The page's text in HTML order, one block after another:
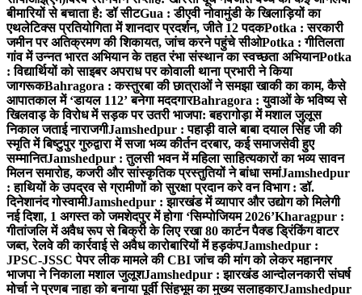
बीमारियों से बचाता है: डॉ सीटGua : डीएवी नोवामुंडी के खिलाड़ियों का
एथलेटिक्स प्रतियोगिता में शानदार प्रदर्शन, जीते 12 पदकPotka : सरकारी
जमीन पर अतिक्रमण की शिकायत, जांच करने पहुंचे सीओPotka : गीतिलता
गांव में उन्नत भारत अभियान के तहत रंभा संस्थान का स्वच्छता अभियानPotka
: विद्यार्थियों को साइबर अपराध पर कोवाली थाना प्रभारी ने किया
जागरूकBahragora : कस्तुरबा की छात्राओं ने समझा खाकी का काम, कैसे
आपातकाल में ‘डायल 112’ बनेगा मददगारBahragora : युवाओं के भविष्य से
खिलवाड़ के विरोध में सड़क पर उतरी भाजपा: बहरागोड़ा में मशाल जुलूस
निकाल जताई नाराजगीJamshedpur : पहाड़ी वाले बाबा दयाल सिंह जी की
स्मृति में बिष्टुपुर गुरुद्वारा में सजा भव्य कीर्तन दरबार, कई समाजसेवी हुए
सम्मानितJamshedpur : तुलसी भवन में महिला साहित्यकारों का भव्य सावन
मिलन समारोह, कजरी और सांस्कृतिक प्रस्तुतियों ने बांधा समांJamshedpur
: हाथियों के उपद्रव से ग्रामीणों को सुरक्षा प्रदान करे वन विभाग : डॉ.
दिनेशानंद गोस्वामीJamshedpur : झारखंड में व्यापार और उद्योग को मिलेगी
नई दिशा, 1 अगस्त को जमशेदपुर में होगा ‘सिम्पोजियम 2026’Kharagpur :
गीतांजलि में अवैध रूप से बिक्री के लिए रखा 80 कार्टन पैक्ड ड्रिंकिंग वाटर
जब्त, रेलवे की कार्रवाई से अवैध कारोबारियों में हड़कंपJamshedpur :
JPSC-JSSC पेपर लीक मामले की CBI जांच की मांग को लेकर महानगर
भाजपा ने निकाला मशाल जुलूशJamshedpur : झारखंड आन्दोलनकारी संघर्ष
मोर्चा ने प्रणब नाहा को बनाया पूर्वी सिंहभूम का मुख्य सलाहकारJamshedpur